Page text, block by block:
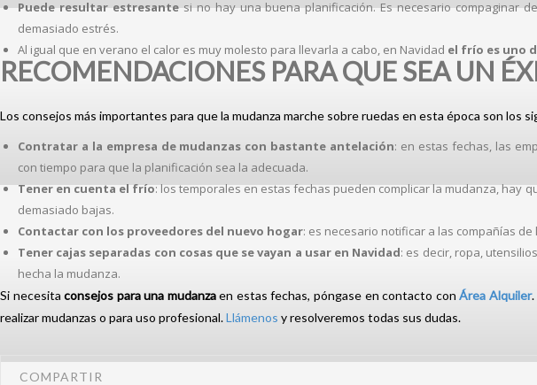
Puede resultar estresantesi no hay una buena planificación. Es necesario compaginar
demasiado estrés.
Al igual que en verano el calor es muy molesto para llevarla a cabo, en Navidad el frío es uno
RECOMENDACIONES PARA QUE SEA UN
Los consejos más importantes para que la mudanza marche sobre ruedas en esta época son los
Contratar a la empresa de mudanzas con bastante antelación: en estas fechas, las
con tiempo para que la planificación sea la adecuada.
Tener en cuenta el frío: los temporales en estas fechas pueden complicar la mudanza, hay
demasiado bajas.
Contactar con los proveedores del nuevo hogar: es necesario notificar a las compañías
Tener cajas separadas con cosas que se vayan a usar en Navidad: es decir, ropa,
hecha la mudanza.
Si necesitaconsejos para una mudanzaen estas fechas, póngase en contacto conÁrea Alquiler
realizar mudanzas o para uso profesional.Llámenos y resolveremos todas sus dudas.
COMPARTIR